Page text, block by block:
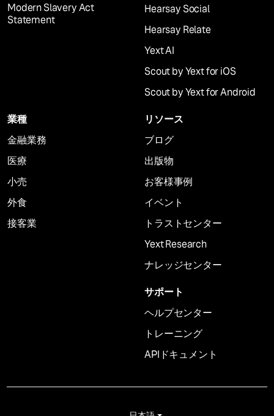
Modern Slavery Act
Statement
Hearsay Social
Hearsay Relate
Yext AI
Scout by Yext for iOS
Scout by Yext for Android
業種
金融業務
医療
小売
外食
接客業
リソース
ブログ
出版物
お客様事例
イベント
トラストセンター
Yext Research
ナレッジセンター
サポート
ヘルプセンター
トレーニング
APIドキュメント